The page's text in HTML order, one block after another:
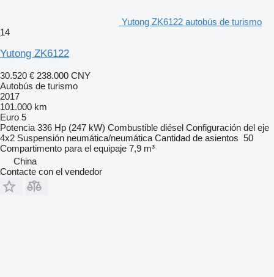
Yutong ZK6122 autobús de turismo
14
Yutong ZK6122
30.520 € 238.000 CNY
Autobús de turismo
2017
101.000 km
Euro 5
Potencia 336 Hp (247 kW) Combustible diésel Configuración del eje
4x2 Suspensión neumática/neumática Cantidad de asientos 50
Compartimento para el equipaje 7,9 m³
China
Contacte con el vendedor